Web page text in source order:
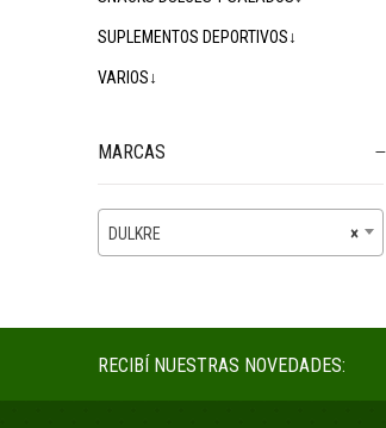
SUPLEMENTOS DEPORTIVOS↓
VARIOS↓
MARCAS
×
DULKRE
RECIBÍ NUESTRAS NOVEDADES: